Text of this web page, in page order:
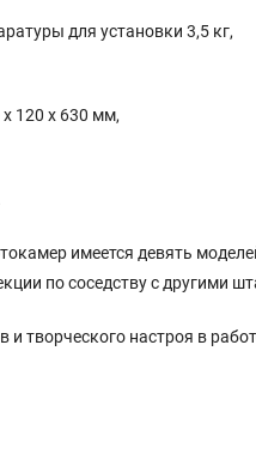
для установки 3,5 кг,
120 х 630 мм,
имеется девять
по соседству с другими
творческого настроя в